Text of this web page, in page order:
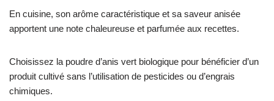
En cuisine, son arôme caractéristique et sa saveur anisée
apportent une note chaleureuse et parfumée aux recettes.
Choisissez la poudre d’anis vert biologique pour bénéficier d’un
produit cultivé sans l’utilisation de pesticides ou d’engrais
chimiques.